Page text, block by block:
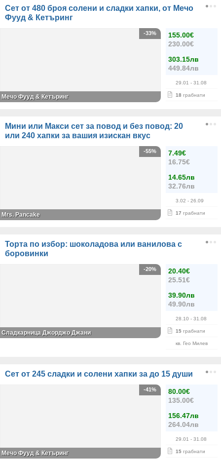
Сет от 480 броя солени и сладки хапки, от Мечо
Фууд & Кетъринг
155.00€
230.00€
303.15лв
449.84лв
29.01 - 31.08
18 грабнати
-33%
Мечо Фууд & Кетъринг
Мини или Макси сет за повод и без повод: 20
или 240 хапки за вашия изискан вкус
7.49€
16.75€
14.65лв
32.76лв
3.02 - 26.09
17 грабнати
-55%
Mrs. Pancake
Торта по избор: шоколадова или ванилова с
боровинки
20.40€
25.51€
39.90лв
49.90лв
28.10 - 31.08
15 грабнати
кв. Гео Милев
-20%
Сладкарница Джорджо Джани
Сет от 245 сладки и солени хапки за до 15 души
80.00€
135.00€
156.47лв
264.04лв
29.01 - 31.08
15 грабнати
-41%
Мечо Фууд & Кетъринг